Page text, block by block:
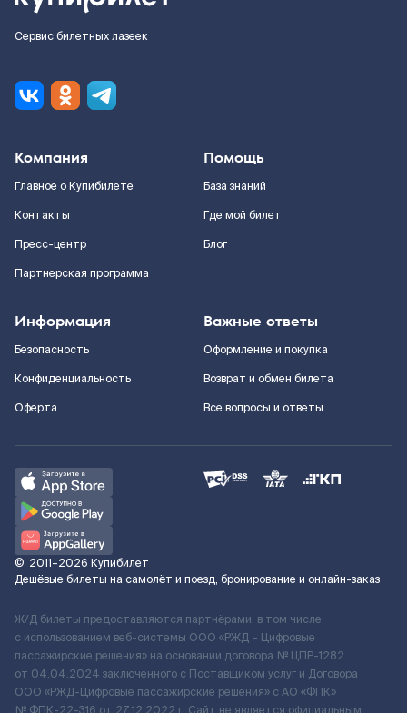
Сервис билетных лазеек
Компания
Главное о Купибилете
Контакты
Пресс-центр
Партнерская программа
Помощь
База знаний
Где мой билет
Блог
Информация
Безопасность
Конфиденциальность
Оферта
Важные ответы
Оформление и покупка
Возврат и обмен билета
Все вопросы и ответы
© 2011–2026 Купибилет
Дешёвые билеты на самолёт и поезд, бронирование и онлайн-заказ
Ж/Д билеты предоставляются партнёрами, в том числе
с использованием веб-системы ООО «РЖД – Цифровые
пассажирские решения» на основании договора № ЦПР-1282
от 04.04.2024 заключенного с Поставщиком услуг и Договора
ООО «РЖД-Цифровые пассажирские решения» c АО «ФПК»